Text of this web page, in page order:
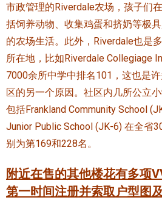
吃货眼中的加拿大地图
市政管理的Riverdale农场，孩子们
括饲养动物、收集鸡蛋和挤奶等极
的农场生活。此外，Riverdale也是
所在地，比如Riverdale Collegiage
7000余所中学中排名101，这也是
区的另一个原因。社区内几所公立
包括Frankland Community School
Junior Public School (JK-6) 在全省
别为第169和228名。
附近在售的其他楼花有多项
第一时间注册并索取户型图